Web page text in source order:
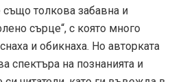
също толкова забавна и
сърце“, с която много
и обикнаха. Но авторката
спектъра на познанията и